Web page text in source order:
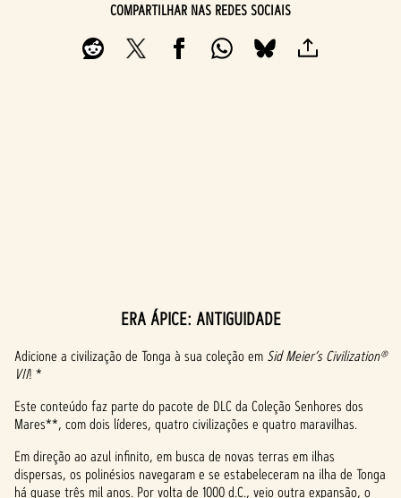
COMPARTILHAR NAS REDES SOCIAIS
c
c
e
p
ERA ÁPICE: ANTIGUIDADE
Adicione a civilização de Tonga à sua coleção em Sid Meier’s Civilization®
VII! *
Este conteúdo faz parte do pacote de DLC da Coleção Senhores dos
Mares**, com dois líderes, quatro civilizações e quatro maravilhas.
Em direção ao azul infinito, em busca de novas terras em ilhas
dispersas, os polinésios navegaram e se estabeleceram na ilha de Tonga
há quase três mil anos. Por volta de 1000 d.C., veio outra expansão, o